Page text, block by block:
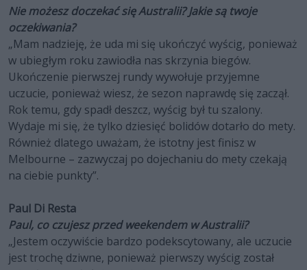
Nie możesz doczekać się Australii? Jakie są twoje
oczekiwania?
„Mam nadzieję, że uda mi się ukończyć wyścig, ponieważ
w ubiegłym roku zawiodła nas skrzynia biegów.
Ukończenie pierwszej rundy wywołuje przyjemne
uczucie, ponieważ wiesz, że sezon naprawdę się zaczął.
Rok temu, gdy spadł deszcz, wyścig był tu szalony.
Wydaje mi się, że tylko dziesięć bolidów dotarło do mety.
Również dlatego uważam, że istotny jest finisz w
Melbourne – zazwyczaj po dojechaniu do mety czekają
na ciebie punkty”.
Paul Di Resta
Paul, co czujesz przed weekendem w Australii?
„Jestem oczywiście bardzo podekscytowany, ale uczucie
jest trochę dziwne, ponieważ pierwszy wyścig został